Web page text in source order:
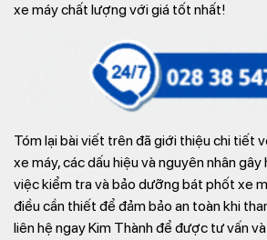
xe máy chất lượng với giá tốt nhất!
Tóm lại bài viết trên đã giới thiệu chi tiết
xe máy, các dấu hiệu và nguyên nhân gây
việc kiểm tra và bảo dưỡng bát phốt xe
điều cần thiết để đảm bảo an toàn khi
liên hệ ngay Kim Thành để được tư vấn